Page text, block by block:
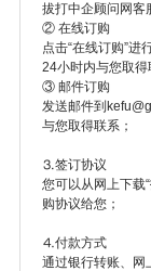
拔打中企顾问网
② 在线订购
点击“在线订购”进
24小时内与您取
③ 邮件订购
发送邮件到
与您取得联系；
⒊签订协议
您可以从网上下载
购协议给您；
⒋付款方式
通过银行转账、网